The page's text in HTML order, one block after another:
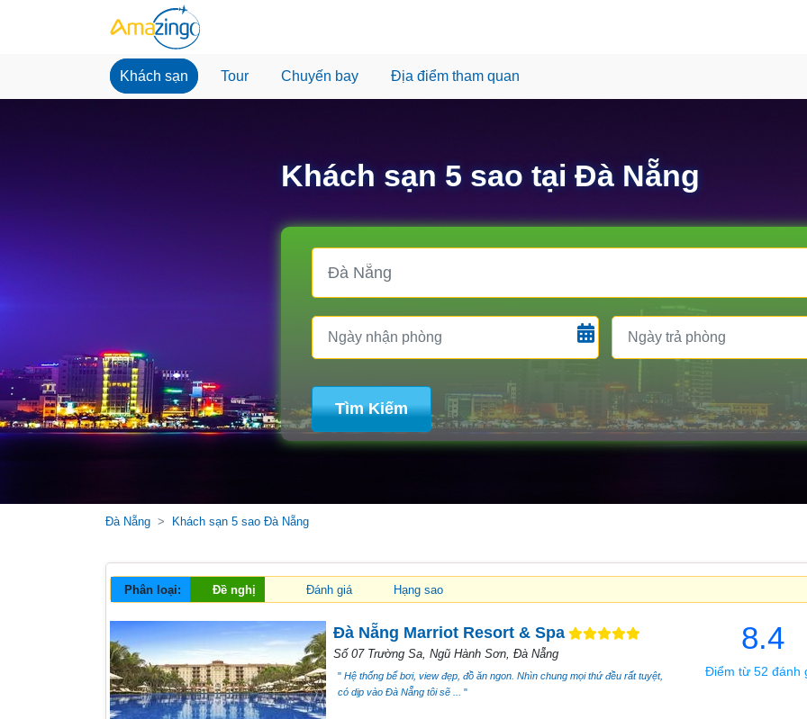
Khách sạn Tour Chuyến bay Địa điểm tham quan
Khách sạn 5 sao tại Đà Nẵng
Tìm Kiếm
Đà Nẵng Khách sạn 5 sao Đà Nẵng
Phân loại: Đề nghị Đánh giá Hạng sao
Đà Nẵng Marriot Resort & Spa
Số 07 Trường Sa, Ngũ Hành Sơn, Đà Nẵng
" Hệ thống bể bơi, view đẹp, đồ ăn ngon. Nhìn chung mọi thứ đều rất tuyệt,
có dịp vào Đà Nẵng tôi sẽ ... "
8.4
Điểm từ 52 đánh